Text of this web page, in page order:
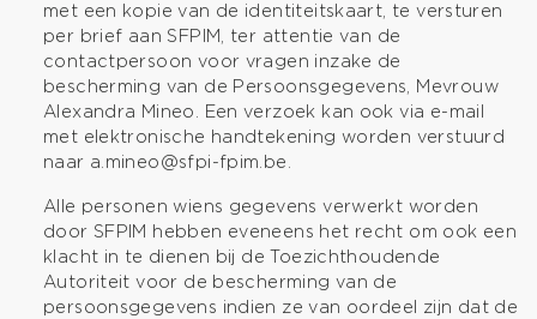
met een kopie van de identiteitskaart, te versturen
per brief aan SFPIM, ter attentie van de
contactpersoon voor vragen inzake de
bescherming van de Persoonsgegevens, Mevrouw
Alexandra Mineo. Een verzoek kan ook via e-mail
met elektronische handtekening worden verstuurd
naar a.mineo@sfpi-fpim.be.
Alle personen wiens gegevens verwerkt worden
door SFPIM hebben eveneens het recht om ook een
klacht in te dienen bij de Toezichthoudende
Autoriteit voor de bescherming van de
persoonsgegevens indien ze van oordeel zijn dat de